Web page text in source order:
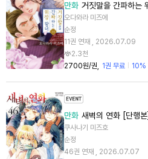
만화 거짓말을 간파하는
오다와라 미즈에
순정
11권 연재 , 2026.07.09
2.3천
2700원/권
1권 무료 10%
만화 새벽의 연화 [단행본]
쿠사나기 미즈호
순정
46권 연재 , 2026.07.07